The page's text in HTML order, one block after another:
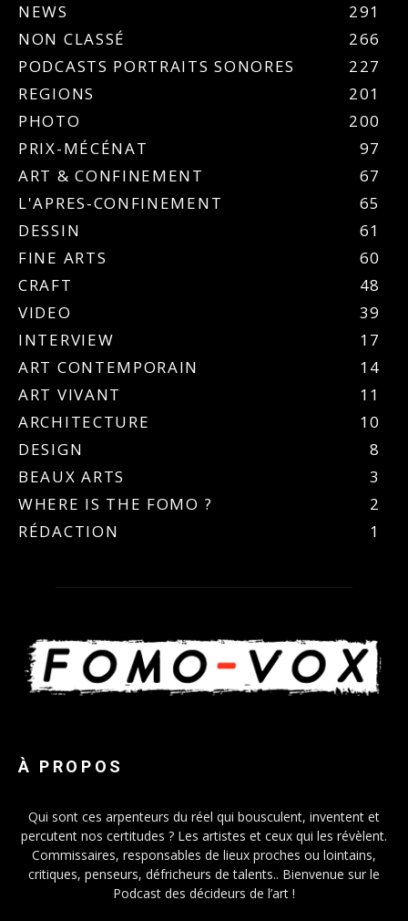
NEWS
291
NON CLASSÉ
266
PODCASTS PORTRAITS SONORES
227
REGIONS
201
PHOTO
200
PRIX-MÉCÉNAT
97
ART & CONFINEMENT
67
L'APRES-CONFINEMENT
65
DESSIN
61
FINE ARTS
60
CRAFT
48
VIDEO
39
INTERVIEW
17
ART CONTEMPORAIN
14
ART VIVANT
11
ARCHITECTURE
10
DESIGN
8
BEAUX ARTS
3
WHERE IS THE FOMO ?
2
RÉDACTION
1
À PROPOS
Qui sont ces arpenteurs du réel qui bousculent, inventent et
percutent nos certitudes ? Les artistes et ceux qui les révèlent.
Commissaires, responsables de lieux proches ou lointains,
critiques, penseurs, défricheurs de talents.. Bienvenue sur le
Podcast des décideurs de l’art !